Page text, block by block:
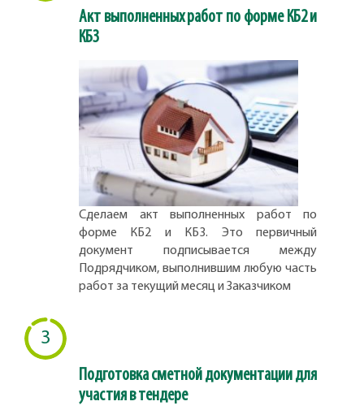
Акт выполненных работ по форме КБ2 и
КБ3
Сделаем акт выполненных работ по
форме КБ2 и КБ3. Это первичный
документ подписывается между
Подрядчиком, выполнившим любую часть
работ за текущий месяц и Заказчиком
3
Подготовка сметной документации для
участия в тендере